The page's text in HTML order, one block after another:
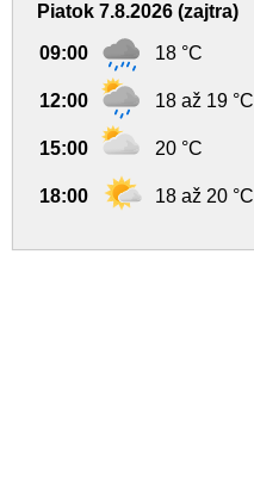
Piatok 7.8.2026 (zajtra)
09:00 18 °C
12:00 18 až 19 °C
15:00 20 °C
18:00 18 až 20 °C